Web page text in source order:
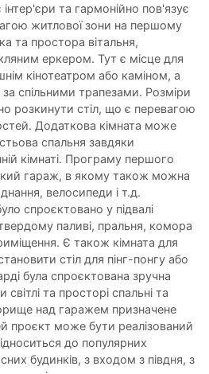
інтер'єри та гармонійно пов'язує
житлової зони на першому
та простора вітальня,
еркером. Тут є місце для
кінотеатром або каміном, а
спільними трапезами. Розміри
розкинути стіл, що є перевагою
Додаткова кімната може
спальня завдяки
кімнаті. Програму першого
гараж, в якому також можна
велосипеди і т.д.
спроєктовано у підвалі
паливі, пральня, комора
Є також кімната для
стіл для пінг-понгу або
була спроєктована зручна
та просторі спальні та
над гаражем призначене
проєкт може бути реалізований
до популярних
будинків, з входом з півдня, з